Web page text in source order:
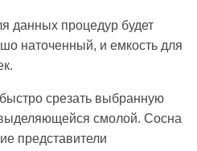
данных процедур будет
наточенный, и емкость для
срезать выбранную
выделяющейся смолой. Сосна
представители